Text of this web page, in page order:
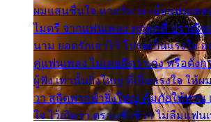
ผมแสนชื่นใจ หายวังเวง เมื่อแฟนเพล
ไมตรี จากแฟนเพลง ทุกทุกที่ ปราณีห
นาม ยอดรักเอาไว้ โปรดเป็นแรงใจ
คู่แฟนเพลง ไม่เคยคิดว่าเก่ง หรือดัง
ผู้ฟัง เท่านั้นยิ่งใหญ่ ที่เป็นแรงใจ ให้ผ
วา สถิตฟากฟ้ายิ่งใหญ่ คุ้มภัยให้ท่าน
ใจ ไว้เถิดว่า ตราบชั่วชีวา ไม่ลืมแฟ